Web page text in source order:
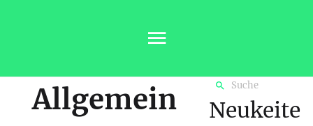
Allgemein
Neukeite